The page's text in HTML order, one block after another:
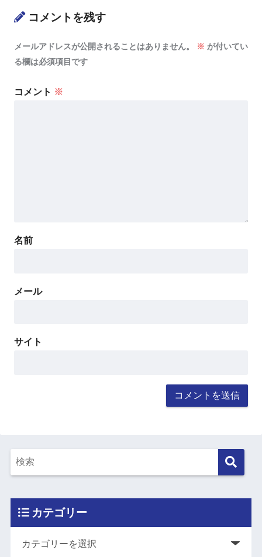
コメントを残す
メールアドレスが公開されることはありません。 ※ が付いてい
る欄は必須項目です
コメント ※
名前
メール
サイト
カテゴリー